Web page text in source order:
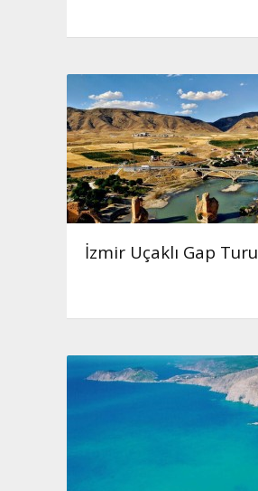
İzmir Uçaklı Gap Turu